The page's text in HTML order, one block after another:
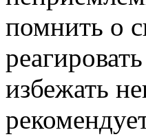
помнить о
избежать